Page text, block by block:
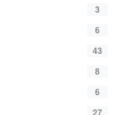
3
6
43
8
6
27